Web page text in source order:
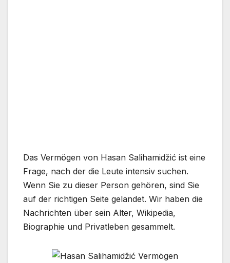
Das Vermögen von Hasan Salihamidžić ist eine
Frage, nach der die Leute intensiv suchen.
Wenn Sie zu dieser Person gehören, sind Sie
auf der richtigen Seite gelandet. Wir haben die
Nachrichten über sein Alter, Wikipedia,
Biographie und Privatleben gesammelt.